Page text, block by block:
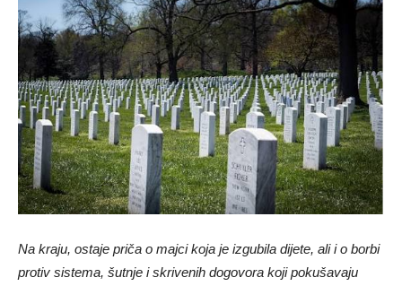
Na kraju, ostaje priča o majci koja je izgubila dijete, ali i o borbi
protiv sistema, šutnje i skrivenih dogovora koji pokušavaju